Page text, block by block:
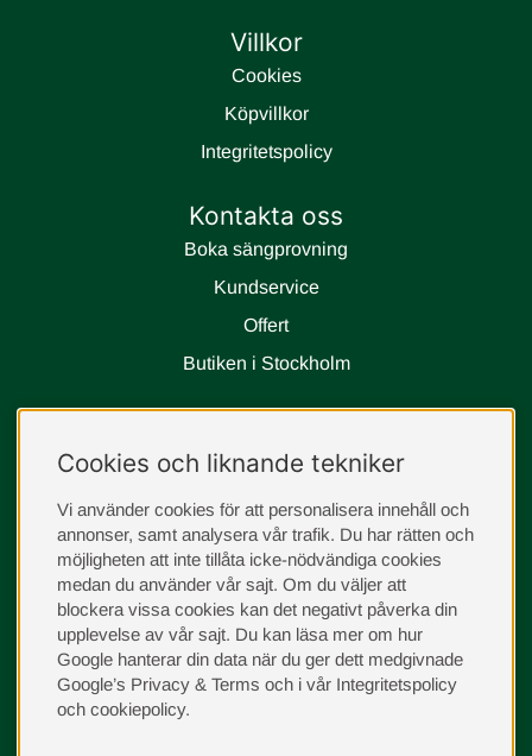
Villkor
Cookies
Köpvillkor
Integritetspolicy
Kontakta oss
Boka sängprovning
Kundservice
Offert
Butiken i Stockholm
instagram
Cookies och liknande tekniker
Vi använder cookies för att personalisera innehåll och
annonser, samt analysera vår trafik. Du har rätten och
möjligheten att inte tillåta icke-nödvändiga cookies
medan du använder vår sajt. Om du väljer att
blockera vissa cookies kan det negativt påverka din
upplevelse av vår sajt. Du kan läsa mer om hur
Google hanterar din data när du ger dett medgivnade
Google’s Privacy & Terms och i vår Integritetspolicy
och cookiepolicy.